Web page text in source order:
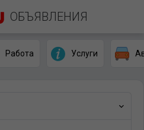
ОБЪЯВЛЕНИЯ
Работа Услуги